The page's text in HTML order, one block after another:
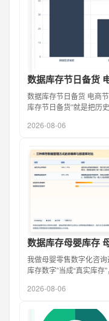
数据库存节日备货
数据库存节日备货 电商
库存节日备货”就是把历
2026-08-06
数据库存母婴库存
我做母婴零售数字化咨
库存数字”当成“真实库
2026-08-06